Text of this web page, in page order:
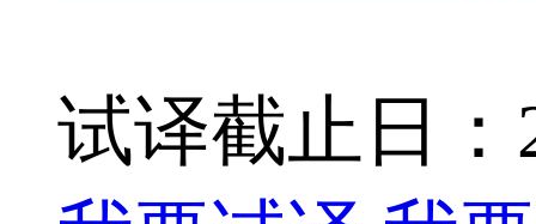
试译截止日：